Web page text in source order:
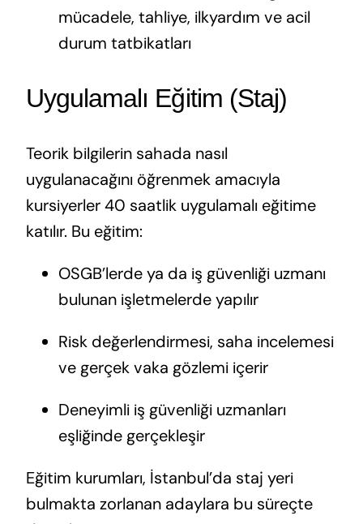
mücadele, tahliye, ilkyardım ve acil
durum tatbikatları
Uygulamalı Eğitim (Staj)
Teorik bilgilerin sahada nasıl
uygulanacağını öğrenmek amacıyla
kursiyerler 40 saatlik uygulamalı eğitime
katılır. Bu eğitim:
OSGB’lerde ya da iş güvenliği uzmanı
bulunan işletmelerde yapılır
Risk değerlendirmesi, saha incelemesi
ve gerçek vaka gözlemi içerir
Deneyimli iş güvenliği uzmanları
eşliğinde gerçekleşir
Eğitim kurumları, İstanbul’da staj yeri
bulmakta zorlanan adaylara bu süreçte